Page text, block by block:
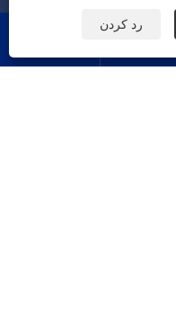
رد کردن